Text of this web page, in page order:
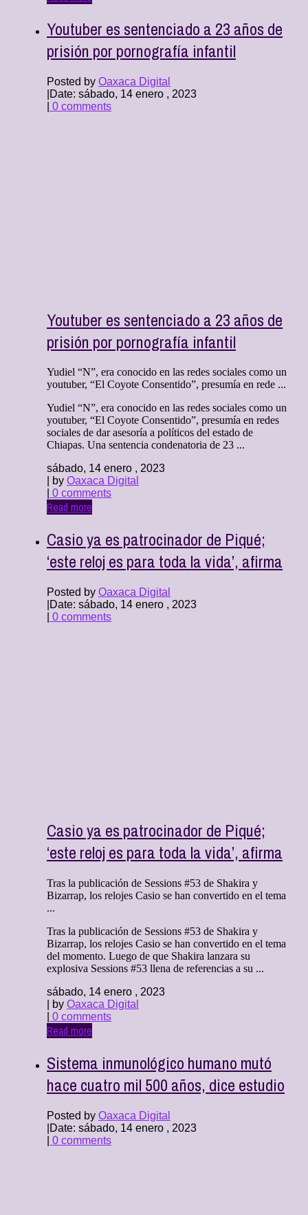
Youtuber es sentenciado a 23 años de
prisión por pornografía infantil
Posted by Oaxaca Digital
Date: sábado, 14 enero , 2023
0 comments
Youtuber es sentenciado a 23 años de
prisión por pornografía infantil
Yudiel “N”, era conocido en las redes sociales como un
youtuber, “El Coyote Consentido”, presumía en rede ...
Yudiel “N”, era conocido en las redes sociales como un
youtuber, “El Coyote Consentido”, presumía en redes
sociales de dar asesoría a políticos del estado de
Chiapas. Una sentencia condenatoria de 23 ...
sábado, 14 enero , 2023
| by Oaxaca Digital
0 comments
Read more
Casio ya es patrocinador de Piqué;
‘este reloj es para toda la vida’, afirma
Posted by Oaxaca Digital
Date: sábado, 14 enero , 2023
0 comments
Casio ya es patrocinador de Piqué;
‘este reloj es para toda la vida’, afirma
Tras la publicación de Sessions #53 de Shakira y
Bizarrap, los relojes Casio se han convertido en el tema
...
Tras la publicación de Sessions #53 de Shakira y
Bizarrap, los relojes Casio se han convertido en el tema
del momento. Luego de que Shakira lanzara su
explosiva Sessions #53 llena de referencias a su ...
sábado, 14 enero , 2023
| by Oaxaca Digital
0 comments
Read more
Sistema inmunológico humano mutó
hace cuatro mil 500 años, dice estudio
Posted by Oaxaca Digital
Date: sábado, 14 enero , 2023
0 comments